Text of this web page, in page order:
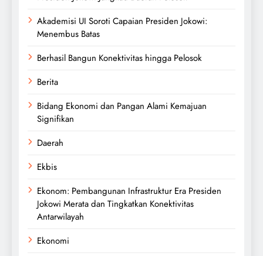
Akademisi UI Soroti Capaian Presiden Jokowi:
Menembus Batas
Berhasil Bangun Konektivitas hingga Pelosok
Berita
Bidang Ekonomi dan Pangan Alami Kemajuan
Signifikan
Daerah
Ekbis
Ekonom: Pembangunan Infrastruktur Era Presiden
Jokowi Merata dan Tingkatkan Konektivitas
Antarwilayah
Ekonomi